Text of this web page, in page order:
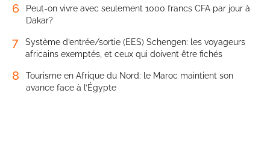
6
Peut-on vivre avec seulement 1000 francs CFA par jour à
Dakar?
7
Système d’entrée/sortie (EES) Schengen: les voyageurs
africains exemptés, et ceux qui doivent être fichés
8
Tourisme en Afrique du Nord: le Maroc maintient son
avance face à l’Égypte